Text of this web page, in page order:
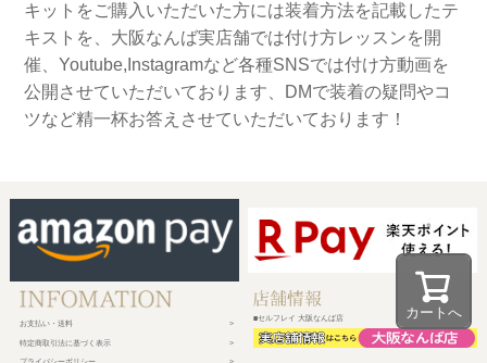
カートへ
キットをご購入いただいた方には装着方法を記載したテ
キストを、大阪なんば実店舗では付け方レッスンを開
催、Youtube,Instagramなど各種SNSでは付け方動画を
公開させていただいております、DMで装着の疑問やコ
ツなど精一杯お答えさせていただいております！
お支払い・送料
特定商取引法に基づく表示
■セルフレイ 大阪なんば店